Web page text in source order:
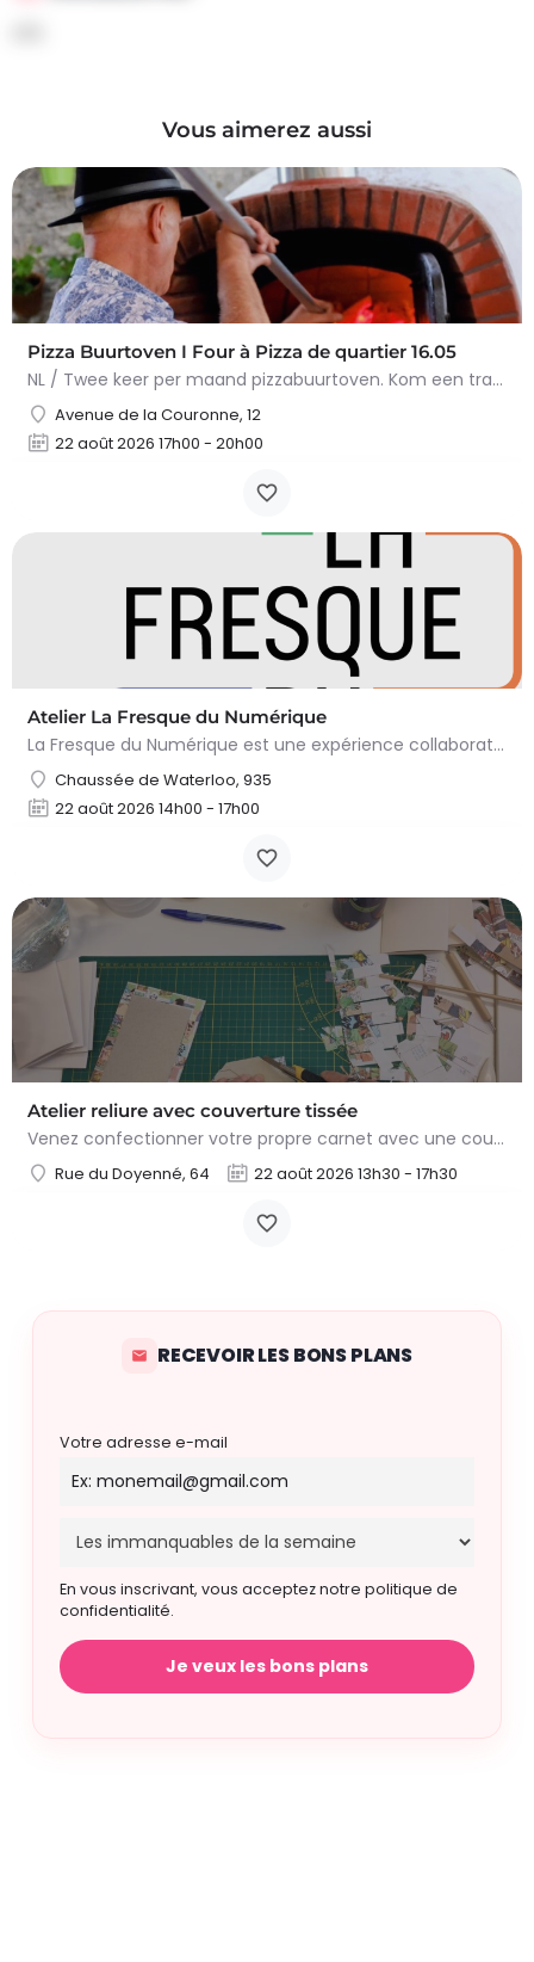
Vous aimerez aussi
Pizza Buurtoven I Four à Pizza de quartier 16.05
NL / Twee keer per maand pizzabuurtoven. Kom een traditionele op houtvuur gebakken pizza eten in een…
Avenue de la Couronne, 12
22 août 2026 17h00 - 20h00
Atelier La Fresque du Numérique
La Fresque du Numérique est une expérience collaborative, pédagogique et ludique qui permet de comprendre les…
Chaussée de Waterloo, 935
22 août 2026 14h00 - 17h00
Atelier reliure avec couverture tissée
Venez confectionner votre propre carnet avec une couverture tissée faite à partir de planches de bandes…
Rue du Doyenné, 64 22 août 2026 13h30 - 17h30
RECEVOIR LES BONS PLANS
Votre adresse e-mail
En vous inscrivant, vous acceptez notre politique de
confidentialité.